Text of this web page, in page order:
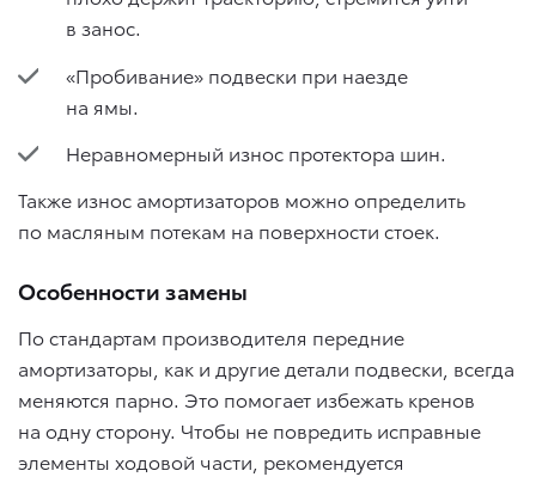
в занос.
«Пробивание» подвески при наезде
на ямы.
Неравномерный износ протектора шин.
Также износ амортизаторов можно определить
по масляным потекам на поверхности стоек.
Особенности замены
По стандартам производителя передние
амортизаторы, как и другие детали подвески, всегда
меняются парно. Это помогает избежать кренов
на одну сторону. Чтобы не повредить исправные
элементы ходовой части, рекомендуется